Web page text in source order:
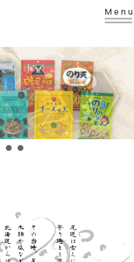
有限会社砂田食